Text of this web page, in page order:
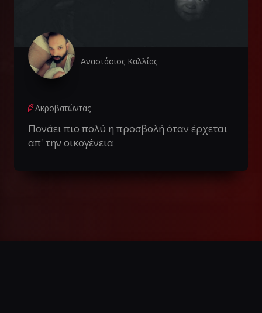
Αναστάσιος Καλλίας
Ακροβατώντας
Πονάει πιο πολύ η προσβολή όταν έρχεται
απ' την οικογένεια